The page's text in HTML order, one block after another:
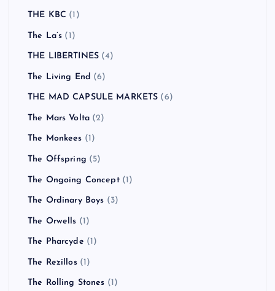
THE KBC (1)
The La’s (1)
THE LIBERTINES (4)
The Living End (6)
THE MAD CAPSULE MARKETS (6)
The Mars Volta (2)
The Monkees (1)
The Offspring (5)
The Ongoing Concept(1)
The Ordinary Boys (3)
The Orwells (1)
The Pharcyde (1)
The Rezillos(1)
The Rolling Stones (1)